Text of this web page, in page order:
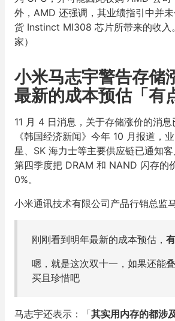
外，AMD 还强调，其业绩指引中并
货 Instinct MI308 芯片所带来的收入
家）
小米马志宇警告存储
最新的成本预估「有
11 月 4 日消息，关于存储涨价的消
《韩国经济新闻》今年 10 月报道，
星、SK 海力士等主要供应链已通知
第四季度把 DRAM 和 NAND 闪存的
0%。
小米通讯技术有限公司产品行销总监
刚刚看到明年最新的成本预估，
嗯，就是这次双十一，如果还能
买且珍惜吧
马志宇还表示：「其实用内存的都涉